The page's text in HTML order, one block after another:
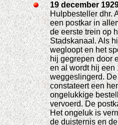
19 december
Hulpbesteller dhr.
een postkar in
de eerste trein op
Stadskanaal. Als
wegloopt en het
hij gegrepen door
en al wordt hij een
weggeslingerd.
constateert een
ongelukkige
vervoerd. De
Het ongeluk is
de duisternis en